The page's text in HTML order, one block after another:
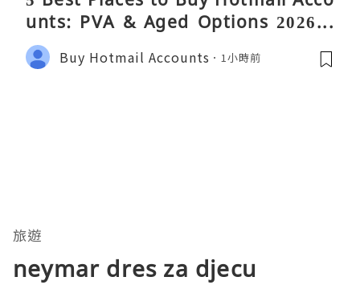
unts: PVA & Aged Options 2026 –
Complete Reality Guide
Buy Hotmail Accounts 1小時前
旅遊
neymar dres za djecu